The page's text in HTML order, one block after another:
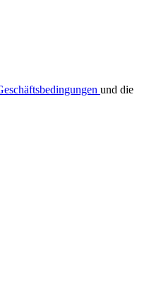
und die